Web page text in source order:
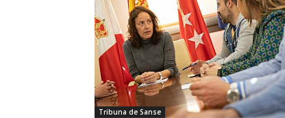
Tribuna de Sanse